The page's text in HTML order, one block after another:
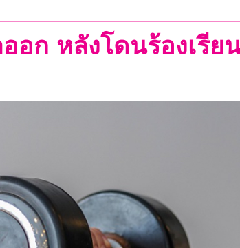
ก หลังโดนร้องเรีย